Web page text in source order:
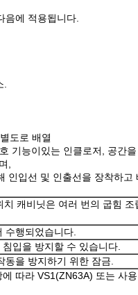
음에 적용됩니다.
도로 배열
기능이있는 인클로저, 공간
,
인입선 및 인출선을 장착하
캐비닛은 여러 번의 굽힘
수행되었습니다.
입을 방지할 수 있습니다.
을 방지하기 위한 잠금.
따라 VS1(ZN63A) 또는 사